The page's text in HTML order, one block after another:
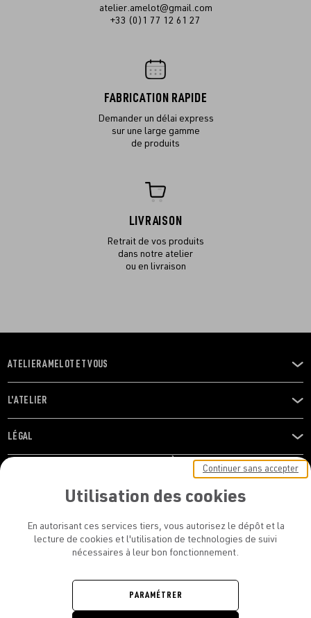
atelier.amelot@gmail.com
+33 (0)1 77 12 61 27
FABRICATION RAPIDE
Demander un délai express
sur une large gamme
de produits
LIVRAISON
Retrait de vos produits
dans notre atelier
ou en livraison
OUVRIR
LE
MENU
ATELIER AMELOT ET VOUS
OUVRIR
LE
MENU
L'ATELIER
OUVRIR
LE
LÉGAL
RESTONS EN CONTACT ! ABONNEZ-VOUS À NOTRE
conditions d’utilisation de l’Atelier Amelot
Utilisation des cookies
En autorisant ces services tiers, vous autorisez le dépôt et la
lecture de cookies et l'utilisation de technologies de suivi
nécessaires à leur bon fonctionnement.
Continuer sans accepter
PARAMÉTRER